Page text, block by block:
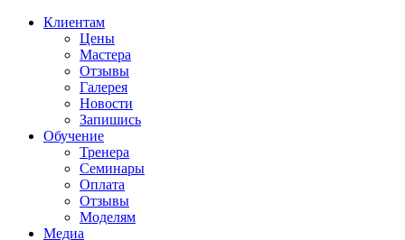
Клиентам
Цены
Мастера
Отзывы
Галерея
Новости
Запишись
Обучение
Тренера
Семинары
Оплата
Отзывы
Моделям
Медиа